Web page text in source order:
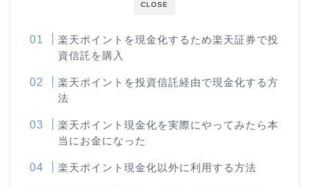
CLOSE
楽天ポイントを現金化するため楽天証券で投
資信託を購入
楽天ポイントを投資信託経由で現金化する方
法
楽天ポイント現金化を実際にやってみたら本
当にお金になった
楽天ポイント現金化以外に利用する方法